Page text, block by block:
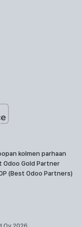
kolmen parhaan
Gold Partner
(Best Odoo Partners)
2026